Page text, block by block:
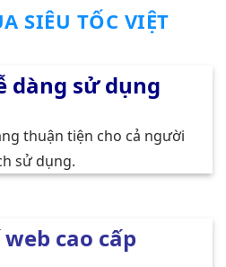
SIÊU TỐC VIỆT
dàng sử dụng
thuận tiện cho cả người
sử dụng.
cao cấp